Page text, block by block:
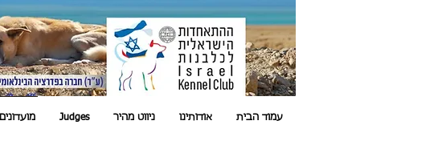
עמוד הבית אודותינו ניווט מהיר Judges מועדונים